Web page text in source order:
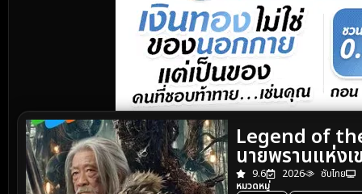
Legend of
นายพรานแห่งเ
9.6 2026
ซับไทย
หมวดหมู่